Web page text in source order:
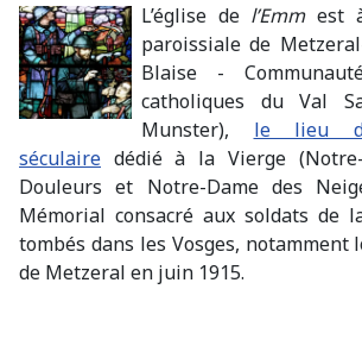
L’église de l’Emmest
paroissiale de
Blaise -
catholiques du Val
Munster), le lieu
séculaire dédié à la Vierge
Douleurs et Notre-Dame des
Mémorial consacré aux soldats de
tombés dans les Vosges,
de Metzeral en juin 1915.